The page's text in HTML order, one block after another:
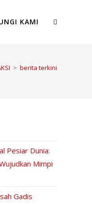
KAMI
> berita terkini
Pesiar Dunia:
Mimpi
Gadis